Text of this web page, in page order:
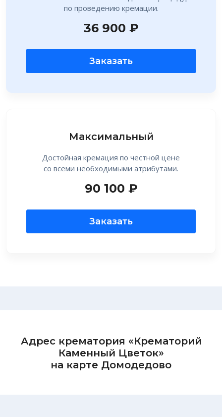
по проведению кремации.
36 900 ₽
Заказать
Максимальный
Достойная кремация по честной цене
со всеми необходимыми атрибутами.
90 100 ₽
Заказать
Адрес крематория «Крематорий
Каменный Цветок»
на карте Домодедово